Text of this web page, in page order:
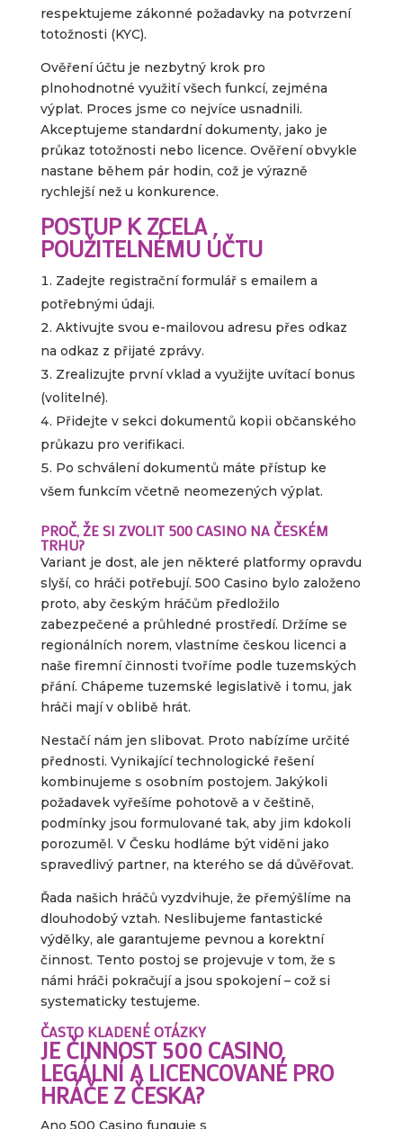
respektujeme zákonné požadavky na potvrzení
totožnosti (KYC).
Ověření účtu je nezbytný krok pro
plnohodnotné využití všech funkcí, zejména
výplat. Proces jsme co nejvíce usnadnili.
Akceptujeme standardní dokumenty, jako je
průkaz totožnosti nebo licence. Ověření obvykle
nastane během pár hodin, což je výrazně
rychlejší než u konkurence.
POSTUP K ZCELA
POUŽITELNÉMU ÚČTU
Zadejte registrační formulář s emailem a
potřebnými údaji.
Aktivujte svou e-mailovou adresu přes odkaz
na odkaz z přijaté zprávy.
Zrealizujte první vklad a využijte uvítací bonus
(volitelné).
Přidejte v sekci dokumentů kopii občanského
průkazu pro verifikaci.
Po schválení dokumentů máte přístup ke
všem funkcím včetně neomezených výplat.
PROČ, ŽE SI ZVOLIT 500 CASINO NA ČESKÉM
TRHU?
Variant je dost, ale jen některé platformy opravdu
slyší, co hráči potřebují. 500 Casino bylo založeno
proto, aby českým hráčům předložilo
zabezpečené a průhledné prostředí. Držíme se
regionálních norem, vlastníme českou licenci a
naše firemní činnosti tvoříme podle tuzemských
přání. Chápeme tuzemské legislativě i tomu, jak
hráči mají v oblibě hrát.
Nestačí nám jen slibovat. Proto nabízíme určité
přednosti. Vynikající technologické řešení
kombinujeme s osobním postojem. Jakýkoli
požadavek vyřešíme pohotově a v češtině,
podmínky jsou formulované tak, aby jim kdokoli
porozuměl. V Česku hodláme být viděni jako
spravedlivý partner, na kterého se dá důvěřovat.
Řada našich hráčů vyzdvihuje, že přemýšlíme na
dlouhodobý vztah. Neslibujeme fantastické
výdělky, ale garantujeme pevnou a korektní
činnost. Tento postoj se projevuje v tom, že s
námi hráči pokračují a jsou spokojení – což si
systematicky testujeme.
ČASTO KLADENÉ OTÁZKY
JE ČINNOST 500 CASINO
LEGÁLNÍ A LICENCOVANÉ PRO
HRÁČE Z ČESKA?
Ano 500 Casino funguje s